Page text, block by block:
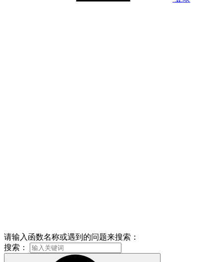
请输入函数名称或遇到的问题来搜索：
搜索：